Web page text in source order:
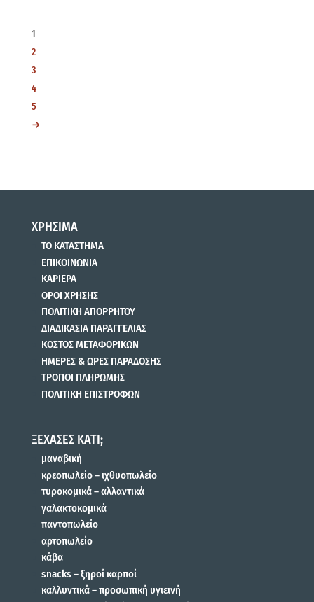
1
2
3
4
5
→
ΧΡΗΣΙΜΑ
ΤΟ ΚΑΤΑΣΤΗΜΑ
ΕΠΙΚΟΙΝΩΝΙΑ
ΚΑΡΙΕΡΑ
ΟΡΟΙ ΧΡΗΣΗΣ
ΠΟΛΙΤΙΚΗ ΑΠΟΡΡΗΤΟΥ
ΔΙΑΔΙΚΑΣΙΑ ΠΑΡΑΓΓΕΛΙΑΣ
ΚΟΣΤΟΣ ΜΕΤΑΦΟΡΙΚΩΝ
ΗΜΕΡΕΣ & ΩΡΕΣ ΠΑΡΑΔΟΣΗΣ
ΤΡΟΠΟΙ ΠΛΗΡΩΜΗΣ
ΠΟΛΙΤΙΚΗ ΕΠΙΣΤΡΟΦΩΝ
ΞΕΧΑΣΕΣ ΚΑΤΙ;
μαναβική
κρεοπωλείο – ιχθυοπωλείο
τυροκομικά – αλλαντικά
γαλακτοκομικά
παντοπωλείο
αρτοπωλείο
κάβα
snacks – ξηροί καρποί
καλλυντικά – προσωπική υγιεινή